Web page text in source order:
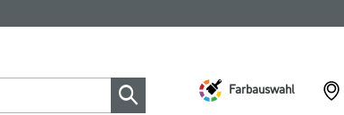
Farbauswahl